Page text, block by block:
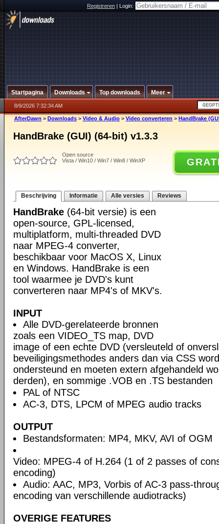
Registreren|Login:
Startpagina Downloads Top downloads Meer
8/9/2026 7:32:34 AM
AfterDawn > Downloads > Video & Audio > Video converteren > HandBrake
HandBrake (GUI) (64-bit) v1.3.3
Open source
Vista / Win10 / Win7 / Win8 / WinXP
Beschrijving Informatie Alle versies Reviews
HandBrake (64-bit versie) is een
open-source, GPL-licensed,
multiplatform, multi-threaded DVD
naar MPEG-4 converter,
beschikbaar voor MacOS X, Linux
en Windows. HandBrake is een
tool waarmee je DVD's kunt
converteren naar MP4's of MKV's.
INPUT
Alle DVD-gerelateerde bronnen
zoals een VIDEO_TS map, DVD
image of een echte DVD (versleuteld of
beveiligingsmethodes anders dan via CSS
ondersteund en moeten extern afgehandeld
derden), en sommige .VOB en .TS bestanden
PAL of NTSC
AC-3, DTS, LPCM of MPEG audio tracks
OUTPUT
Bestandsformaten: MP4, MKV, AVI of OGM
Video: MPEG-4 of H.264 (1 of 2 passes of
encoding)
Audio: AAC, MP3, Vorbis of AC-3 pass-
encoding van verschillende audiotracks)
OVERIGE FEATURES